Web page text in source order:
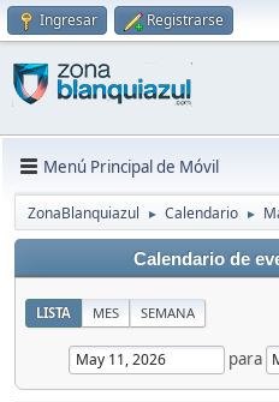
Ingresar Registrarse
Menú Principal de Móvil
ZonaBlanquiazul ► Calendario ►
Calendario de
LISTA MES SEMANA
para